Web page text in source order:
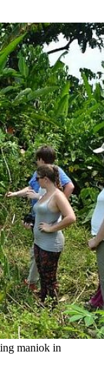
maniok in